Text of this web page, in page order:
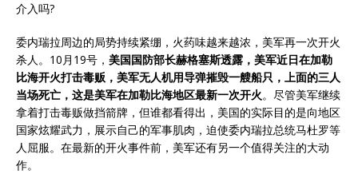
介入吗?
委内瑞拉周边的局势持续紧绷，火药味越来越浓，美军再一次开火
杀人。10月19号， 美国国防部长赫格塞斯透露，美军近日在加勒
比海开火打击毒贩，美军无人机用导弹摧毁一艘船只，上面的三人
当场死亡，这是美军在加勒比海地区最新一次开火。尽管美军继续
拿着打击毒贩做挡箭牌，但谁都看得出，美国的实际目的是向地区
国家炫耀武力，展示自己的军事肌肉，迫使委内瑞拉总统马杜罗等
人屈服。在最新的开火事件前，美军还有另一个值得关注的大动
作。